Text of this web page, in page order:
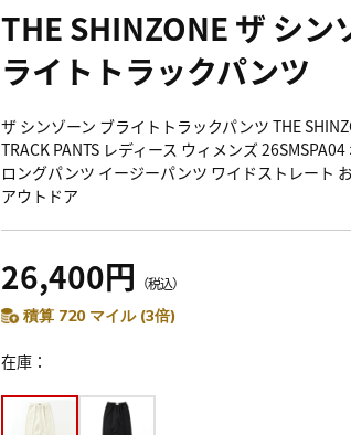
THE SHINZONE ザ シン
ライトトラックパンツ
ザ シンゾーン ブライトトラックパンツ THE
TRACK PANTS レディース ウィメンズ
ロングパンツ イージーパンツ ワイドストレート
アウトドア
26,400円 （税込）
積算 720 マイル (3倍)
在庫